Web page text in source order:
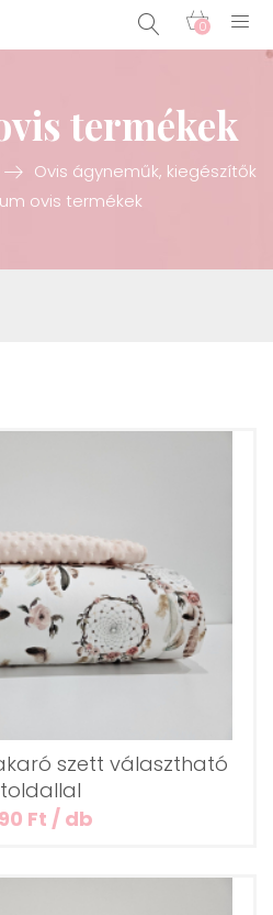
0
termékek
Ovis ágyneműk, kiegészítők
ovis termékek
szett választható
Ft / db